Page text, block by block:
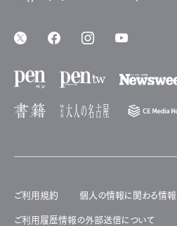
ご利用規約 個人の情報に関わる情報
ご利用履歴情報の外部送信について